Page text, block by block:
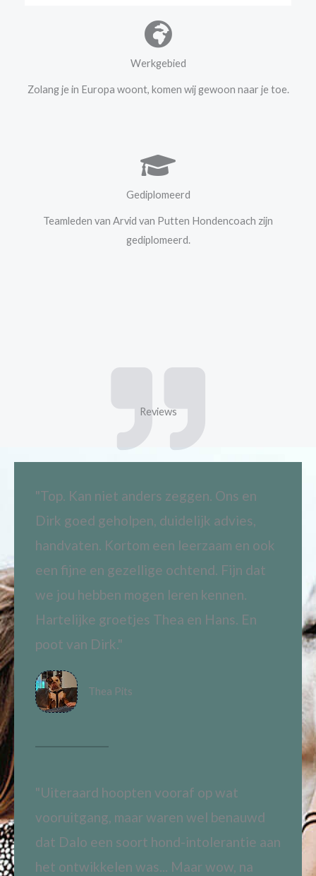
Werkgebied
Zolang je in Europa woont, komen wij gewoon naar je toe.
Gediplomeerd
Teamleden van Arvid van Putten Hondencoach zijn
gediplomeerd.
Reviews
"Top. Kan niet anders zeggen. Ons en
Dirk goed geholpen, duidelijk advies,
handvaten. Kortom een leerzaam en ook
een fijne en gezellige ochtend. Fijn dat
we jou hebben mogen leren kennen.
Hartelijke groetjes Thea en Hans. En
poot van Dirk."
Thea Pits
"Uiteraard hoopten vooraf op wat
vooruitgang, maar waren wel benauwd
dat Dalo een soort hond-intolerantie aan
het ontwikkelen was... Maar wow, na